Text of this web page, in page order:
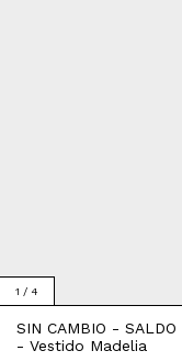
1 / 4
SIN CAMBIO - SALDO
- Vestido Madelia